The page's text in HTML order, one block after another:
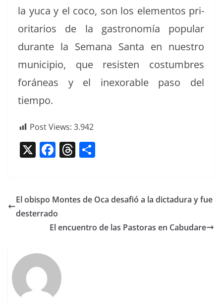
la yuca y el coco, son los ele­men­tos pri­
or­i­tar­ios de la gas­tronomía pop­u­lar
durante la Sem­ana San­ta en nue­stro
munici­pio, que resisten cos­tum­bres
foráneas y el inex­orable paso del
tiempo.
Post Views: 3.942
X F
e
b
o
k
T
a
s
p
tir
El obispo Montes de Oca desafió a la dictadura y fue
desterrado
El encuentro de las Pastoras en Cabudare